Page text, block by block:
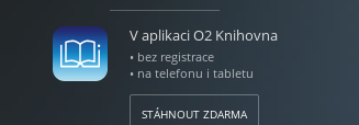
V aplikaci O2 Knihovna
• bez registrace
• na telefonu i tabletu
STÁHNOUT ZDARMA